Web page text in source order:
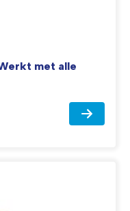
met alle